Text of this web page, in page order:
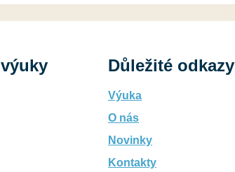
Důležité odkazy
Výuka
O nás
Novinky
Kontakty